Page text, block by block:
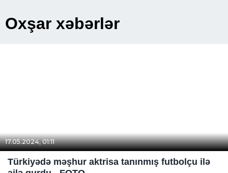
Oxşar xəbərlər
17.05.2024, 01:11
Türkiyədə məşhur aktrisa tanınmış futbolçu ilə